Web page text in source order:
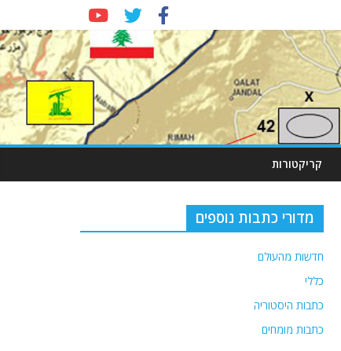
קריקטורות
מדורי כתבות נוספים
חדשות מהעולם
כללי
כתבות היסטוריה
כתבות מומחים